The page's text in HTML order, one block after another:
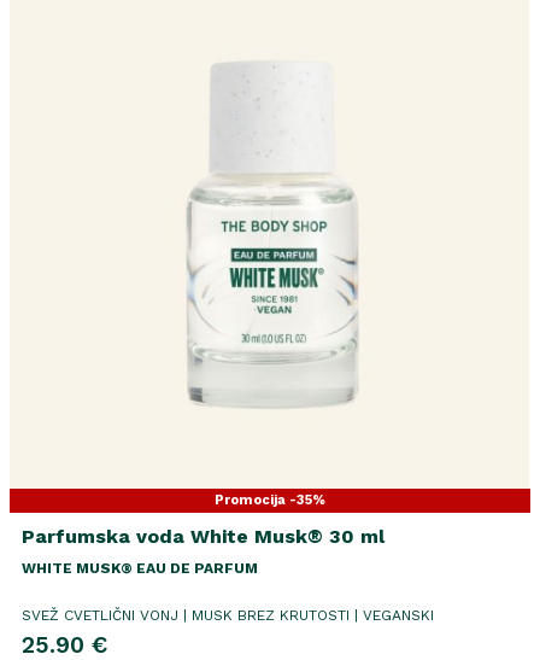
Promocija -35%
Parfumska voda White Musk® 30 ml
WHITE MUSK® EAU DE PARFUM
SVEŽ CVETLIČNI VONJ | MUSK BREZ KRUTOSTI | VEGANSKI
25.90 €